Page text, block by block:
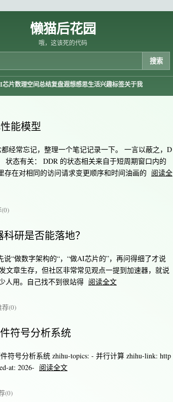
懒猫后花园
哦，这该死的代码
搜索
芯片数理空间总结复盘遐想感思生活兴趣标签关于我
能模型
经常忘记，整理一个笔记记录一下。 一言以蔽之，D
态有关： DDR 的状态相关来自于短周期窗口内的
在对相同的访问请求变更顺序和时间油画的 阅读全
研是否能落地？
“做数字架构的“，“做AI芯片的”，再问得细了才说
文章生存，但社区非常常见观点一提到加速器，就说
人用。自己找不到很站得 阅读全文
荐(0)
符号分析系统
符号分析系统 zhihu-topics: - 并行计算 zhihu-link: http
at: 2026- 阅读全文
(0)